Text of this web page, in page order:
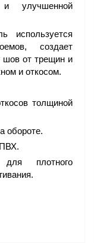
улучшенной
используется
создает
шов от трещин и
и откосом.
толщиной
обороте.
плотного